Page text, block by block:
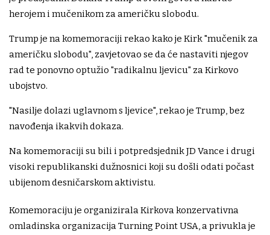
herojem i mučenikom za američku slobodu.
Trump je na komemoraciji rekao kako je Kirk "mučenik za
američku slobodu", zavjetovao se da će nastaviti njegov
rad te ponovno optužio "radikalnu ljevicu" za Kirkovo
ubojstvo.
"Nasilje dolazi uglavnom s ljevice", rekao je Trump, bez
navođenja ikakvih dokaza.
Na komemoraciji su bili i potpredsjednik JD Vance i drugi
visoki republikanski dužnosnici koji su došli odati počast
ubijenom desničarskom aktivistu.
Komemoraciju je organizirala Kirkova konzervativna
omladinska organizacija Turning Point USA, a privukla je